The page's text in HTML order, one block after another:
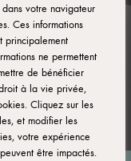
votre navigateur
Ces informations
principalement
ne permettent
de bénéficier
à la vie privée,
Cliquez sur les
et modifier les
votre expérience
être impactés.